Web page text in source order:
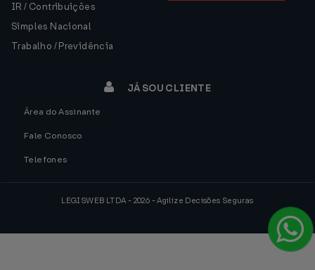
IR / Contribuições
Simples Nacional
Trabalho / Previdência
JÁ SOU CLIENTE
Área do Assinante
Fale Conosco
Telefones
LEGISWEB LTDA - 2026 - Agilize Decisões Seguras